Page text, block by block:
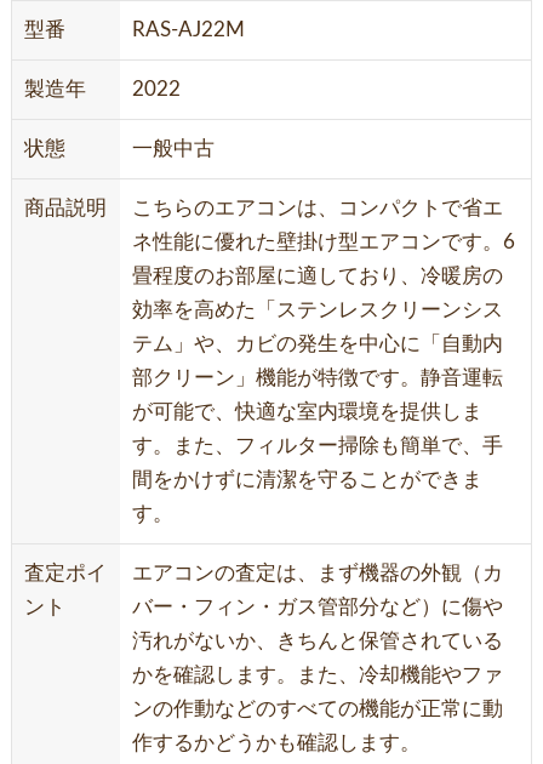
型番 RAS-AJ22M
製造年 2022
状態 一般中古
商品説明
こちらのエアコンは、コンパクトで省エ
ネ性能に優れた壁掛け型エアコンです。6
畳程度のお部屋に適しており、冷暖房の
効率を高めた「ステンレスクリーンシス
テム」や、カビの発生を中心に「自動内
部クリーン」機能が特徴です。静音運転
が可能で、快適な室内環境を提供しま
す。また、フィルター掃除も簡単で、手
間をかけずに清潔を守ることができま
す。
査定ポイ
ント
エアコンの査定は、まず機器の外観（カ
バー・フィン・ガス管部分など）に傷や
汚れがないか、きちんと保管されている
かを確認します。また、冷却機能やファ
ンの作動などのすべての機能が正常に動
作するかどうかも確認します。